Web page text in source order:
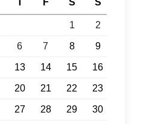
1 2
6 7 8 9
13 14 15 16
20 21 22 23
27 28 29 30